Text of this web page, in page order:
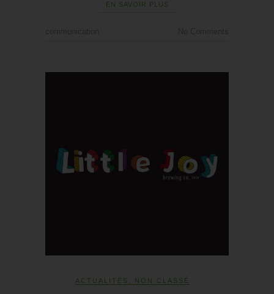
EN SAVOIR PLUS
ACTUALITÉS NON CLASSÉ